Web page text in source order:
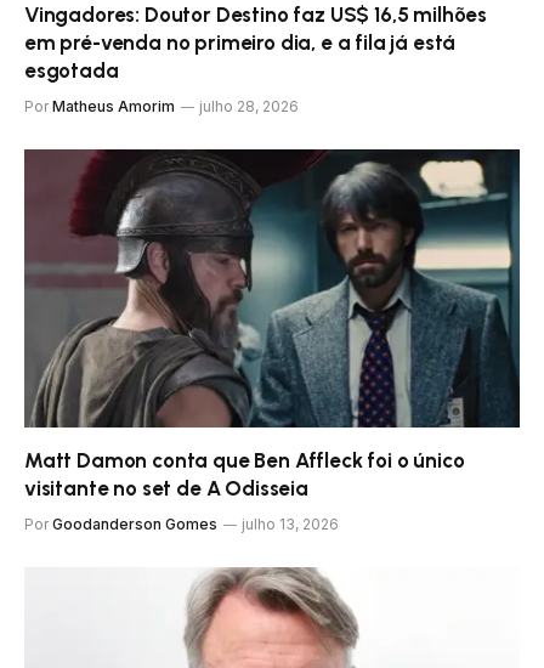
Vingadores: Doutor Destino faz US$ 16,5 milhões
em pré-venda no primeiro dia, e a fila já está
esgotada
Por Matheus Amorim julho 28, 2026
Matt Damon conta que Ben Affleck foi o único
visitante no set de A Odisseia
Por Goodanderson Gomes julho 13, 2026